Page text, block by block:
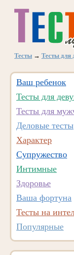
Тесты → Тесты для
Ваш ребенок
Тесты для
Тесты для
Деловые тесты
Характер
Супружество
Интимные
Здоровье
Ваша фортуна
Тесты на
Популярные